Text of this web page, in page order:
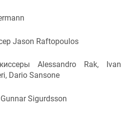
Jason Raftopoulos
Alessandro Rak, Ivan
Dario Sansone
Sigurdsson